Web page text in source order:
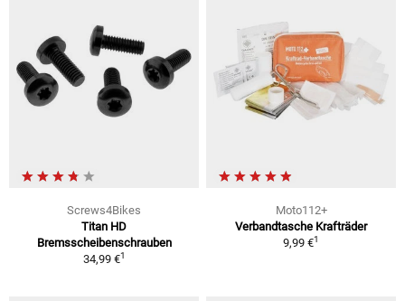
Screws4Bikes
Titan HD
Bremsscheibenschrauben
34,99 €1
Moto112+
Verbandtasche Krafträder
9,99 €1